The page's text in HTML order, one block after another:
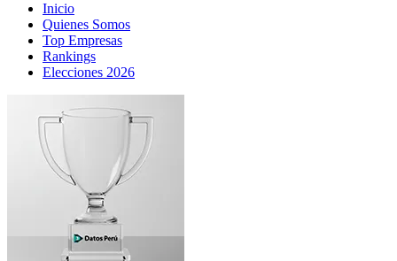
Inicio
Quienes Somos
Top Empresas
Rankings
Elecciones 2026